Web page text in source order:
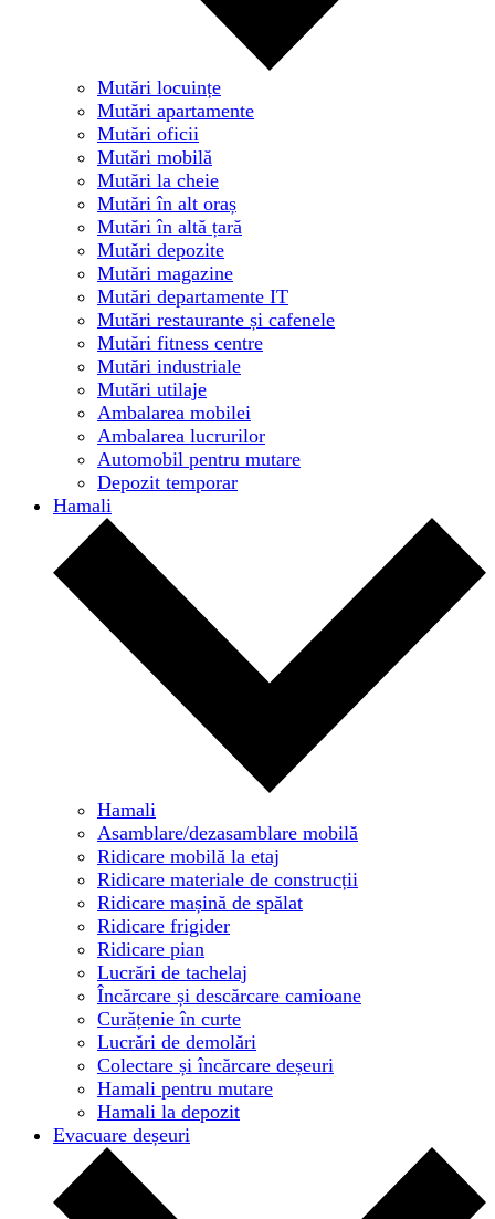
Mutări locuințe
Mutări apartamente
Mutări oficii
Mutări mobilă
Mutări la cheie
Mutări în alt oraș
Mutări în altă țară
Mutări depozite
Mutări magazine
Mutări departamente IT
Mutări restaurante și cafenele
Mutări fitness centre
Mutări industriale
Mutări utilaje
Ambalarea mobilei
Ambalarea lucrurilor
Automobil pentru mutare
Depozit temporar
Hamali
Hamali
Asamblare/dezasamblare mobilă
Ridicare mobilă la etaj
Ridicare materiale de construcții
Ridicare mașină de spălat
Ridicare frigider
Ridicare pian
Lucrări de tachelaj
Încărcare și descărcare camioane
Curățenie în curte
Lucrări de demolări
Colectare și încărcare deșeuri
Hamali pentru mutare
Hamali la depozit
Evacuare deșeuri